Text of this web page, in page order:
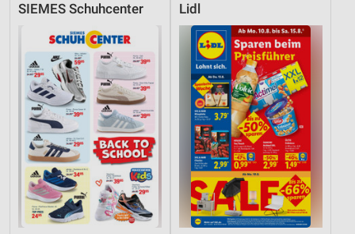
SIEMES Schuhcenter Lidl